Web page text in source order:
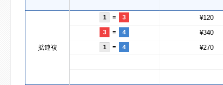
拡連複
1 = 3 ¥120
3 = 4 ¥340
1 = 4 ¥270